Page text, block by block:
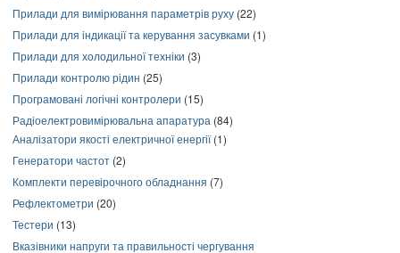
Прилади для вимірювання параметрів руху (22)
Прилади для індикації та керування засувками (1)
Прилади для холодильної техніки (3)
Прилади контролю рідин (25)
Програмовані логічні контролери (15)
Радіоелектровимірювальна апаратура (84)
Аналізатори якості електричної енергії(1)
Генератори частот (2)
Комплекти перевірочного обладнання (7)
Рефлектометри (20)
Тестери (13)
Вказівники напруги та правильності чергування